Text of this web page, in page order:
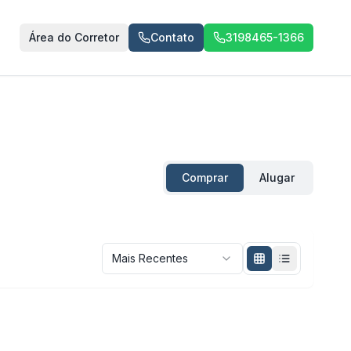
Área do Corretor Contato 3198465-1366
Comprar Alugar
Mais Recentes